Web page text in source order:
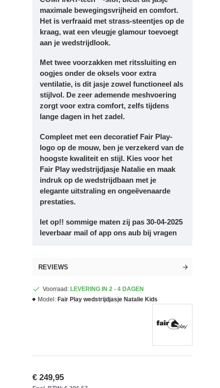
maximale bewegingsvrijheid en comfort.
Het is verfraaid met strass-steentjes op de
kraag, wat een vleugje glamour toevoegt
aan je wedstrijdlook.
Met twee voorzakken met ritssluiting en
oogjes onder de oksels voor extra
ventilatie, is dit jasje zowel functioneel als
stijlvol. De zeer ademende meshvoering
zorgt voor extra comfort, zelfs tijdens
lange dagen in het zadel.
Compleet met een decoratief Fair Play-
logo op de mouw, ben je verzekerd van de
hoogste kwaliteit en stijl. Kies voor het
Fair Play wedstrijdjasje Natalie en maak
indruk op de wedstrijdbaan met je
elegante uitstraling en ongeëvenaarde
prestaties.
let op!! sommige maten zij pas 30-04-2025
leverbaar mail of app ons aub bij vragen
REVIEWS
Voorraad: LEVERING IN 2 - 4 DAGEN
Model: Fair Play wedstrijdjasje Natalie Kids
€ 249,95